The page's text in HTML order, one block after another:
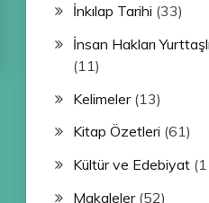
İnkılap Tarihi (33)
İnsan Hakları
(11)
Kelimeler(13)
Kitap Özetleri (61)
Kültür ve Edebiyat
Makaleler(52)